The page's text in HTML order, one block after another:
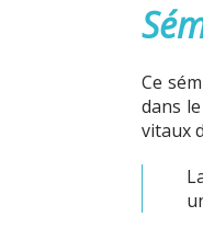
Ce
dans
vitaux